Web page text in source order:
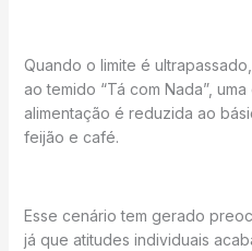
Quando o limite é
ao temido “Tá com Nada”,
alimentação é reduzida ao
feijão e café.
Esse cenário tem gerado
já que atitudes individuais